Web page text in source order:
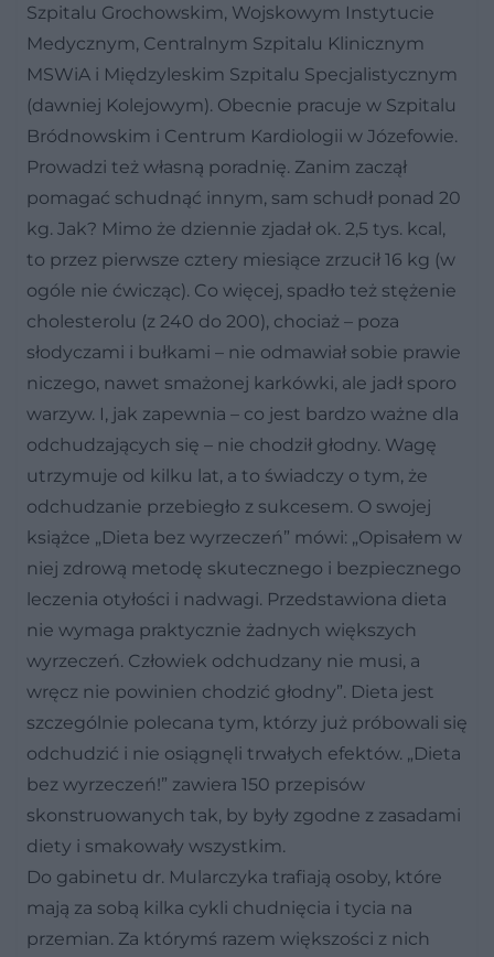
Szpitalu Grochowskim, Wojskowym Instytucie
Medycznym, Centralnym Szpitalu Klinicznym
MSWiA i Międzyleskim Szpitalu Specjalistycznym
(dawniej Kolejowym). Obecnie pracuje w Szpitalu
Bródnowskim i Centrum Kardiologii w Józefowie.
Prowadzi też własną poradnię. Zanim zaczął
pomagać schudnąć innym, sam schudł ponad 20
kg. Jak? Mimo że dziennie zjadał ok. 2,5 tys. kcal,
to przez pierwsze cztery miesiące zrzucił 16 kg (w
ogóle nie ćwicząc). Co więcej, spadło też stężenie
cholesterolu (z 240 do 200), chociaż – poza
słodyczami i bułkami – nie odmawiał sobie prawie
niczego, nawet smażonej karkówki, ale jadł sporo
warzyw. I, jak zapewnia – co jest bardzo ważne dla
odchudzających się – nie chodził głodny. Wagę
utrzymuje od kilku lat, a to świadczy o tym, że
odchudzanie przebiegło z sukcesem. O swojej
książce „Dieta bez wyrzeczeń” mówi: „Opisałem w
niej zdrową metodę skutecznego i bezpiecznego
leczenia otyłości i nadwagi. Przedstawiona dieta
nie wymaga praktycznie żadnych większych
wyrzeczeń. Człowiek odchudzany nie musi, a
wręcz nie powinien chodzić głodny”. Dieta jest
szczególnie polecana tym, którzy już próbowali się
odchudzić i nie osiągnęli trwałych efektów. „Dieta
bez wyrzeczeń!” zawiera 150 przepisów
skonstruowanych tak, by były zgodne z zasadami
diety i smakowały wszystkim.
Do gabinetu dr. Mularczyka trafiają osoby, które
mają za sobą kilka cykli chudnięcia i tycia na
przemian. Za którymś razem większości z nich